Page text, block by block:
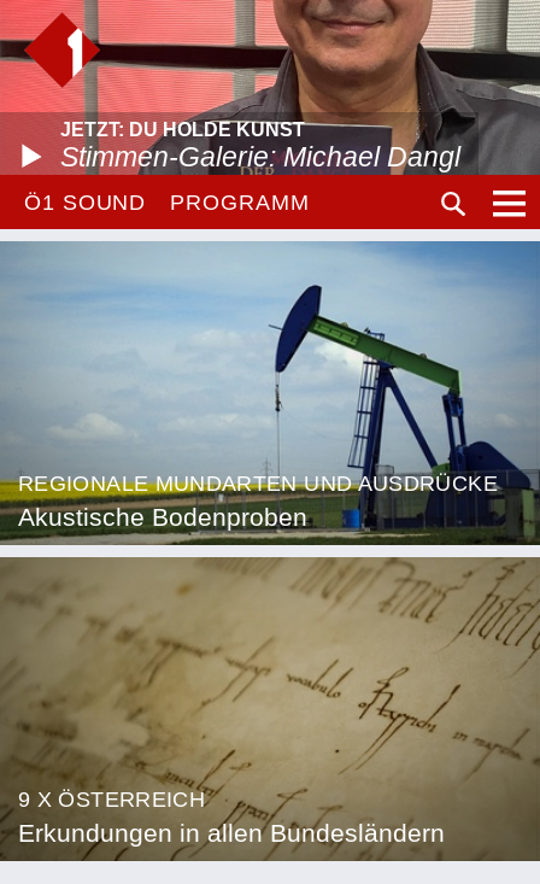
JETZT: DU HOLDE KUNST
Stimmen-Galerie: Michael Dangl
Ö1 SOUND PROGRAMM
REGIONALE MUNDARTEN UND AUSDRÜCKE
Akustische Bodenproben
9 X ÖSTERREICH
Erkundungen in allen Bundesländern